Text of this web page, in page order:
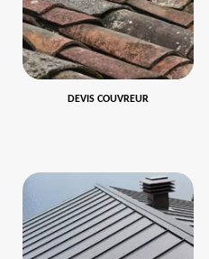
DEVIS COUVREUR